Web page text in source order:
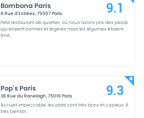
Bombona Paris
8 Rue d'Estrées,75007Paris
Petit restaurant de quartier, où nous avons pris des pizzas
qui étaient bonnes et légères mais les légumes étaient
limit...
9.1
Pop's Paris
38 Rue du Ranelagh,75016Paris
Accueil impeccable, les plats sont très bons et copieux. À
très bientôt...
9.3